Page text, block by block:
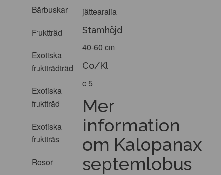
Bärbuskar
Fruktträd
Exotiska
fruktträdträd
Exotiska
fruktträd
Exotiska
fruktträs
Rosor
jättearalia
Stamhöjd
40-60 cm
Co/Kl
c 5
Mer
information
om Kalopanax
septemlobus